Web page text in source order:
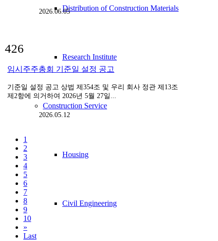
Distribution of Construction Materials
Research Institute
Construction Service
Housing
Civil Engineering
2026.06.05
426
임시주주총회 기준일 설정 공고
기준일 설정 공고 상법 제354조 및 우리 회사 정관 제13조
제2항에 의거하여 2026년 5월 27일...
2026.05.12
1
2
3
4
5
6
7
8
9
10
»
Last